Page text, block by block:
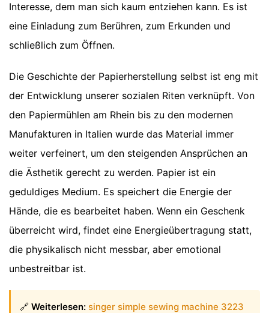
Interesse, dem man sich kaum entziehen kann. Es ist
eine Einladung zum Berühren, zum Erkunden und
schließlich zum Öffnen.
Die Geschichte der Papierherstellung selbst ist eng mit
der Entwicklung unserer sozialen Riten verknüpft. Von
den Papiermühlen am Rhein bis zu den modernen
Manufakturen in Italien wurde das Material immer
weiter verfeinert, um den steigenden Ansprüchen an
die Ästhetik gerecht zu werden. Papier ist ein
geduldiges Medium. Es speichert die Energie der
Hände, die es bearbeitet haben. Wenn ein Geschenk
überreicht wird, findet eine Energieübertragung statt,
die physikalisch nicht messbar, aber emotional
unbestreitbar ist.
🔗 Weiterlesen: singer simple sewing machine 3223